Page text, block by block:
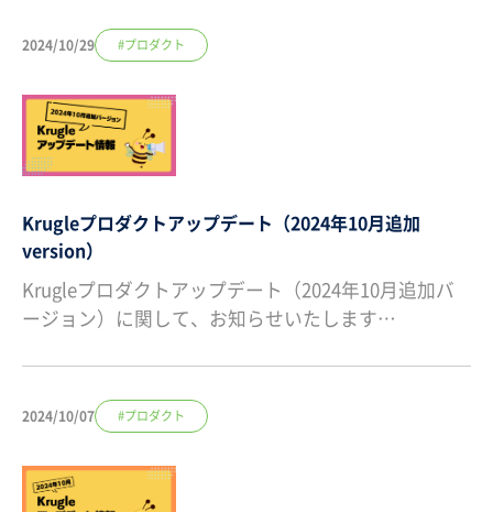
2024/10/29 #プロダクト
Krugleプロダクトアップデート（2024年10月追加
version）
Krugleプロダクトアップデート（2024年10月追加バ
ージョン）に関して、お知らせいたします…
2024/10/07 #プロダクト